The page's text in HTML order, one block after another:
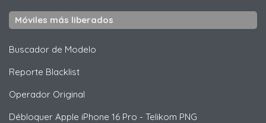
Móviles más liberados
Buscador de Modelo
Reporte Blacklist
Operador Original
Débloquer Apple iPhone 16 Pro - Telikom PNG